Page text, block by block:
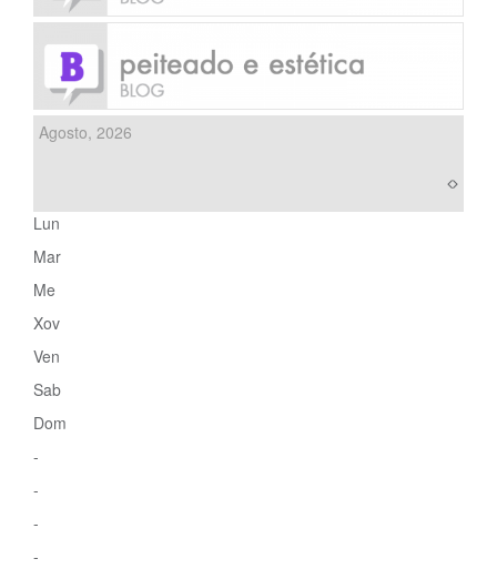
Agosto, 2026
Lun
Mar
Me
Xov
Ven
Sab
Dom
-
-
-
-